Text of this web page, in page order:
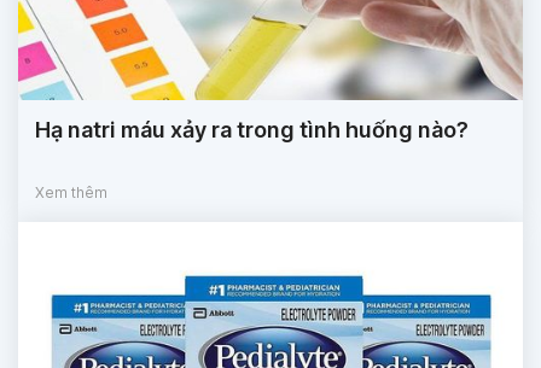
Hạ natri máu xảy ra trong tình huống nào?
Xem thêm